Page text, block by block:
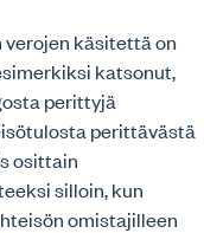
käsitettä on
katsonut,
perittyjä
perittävästä
osittain
silloin, kun
omistajilleen